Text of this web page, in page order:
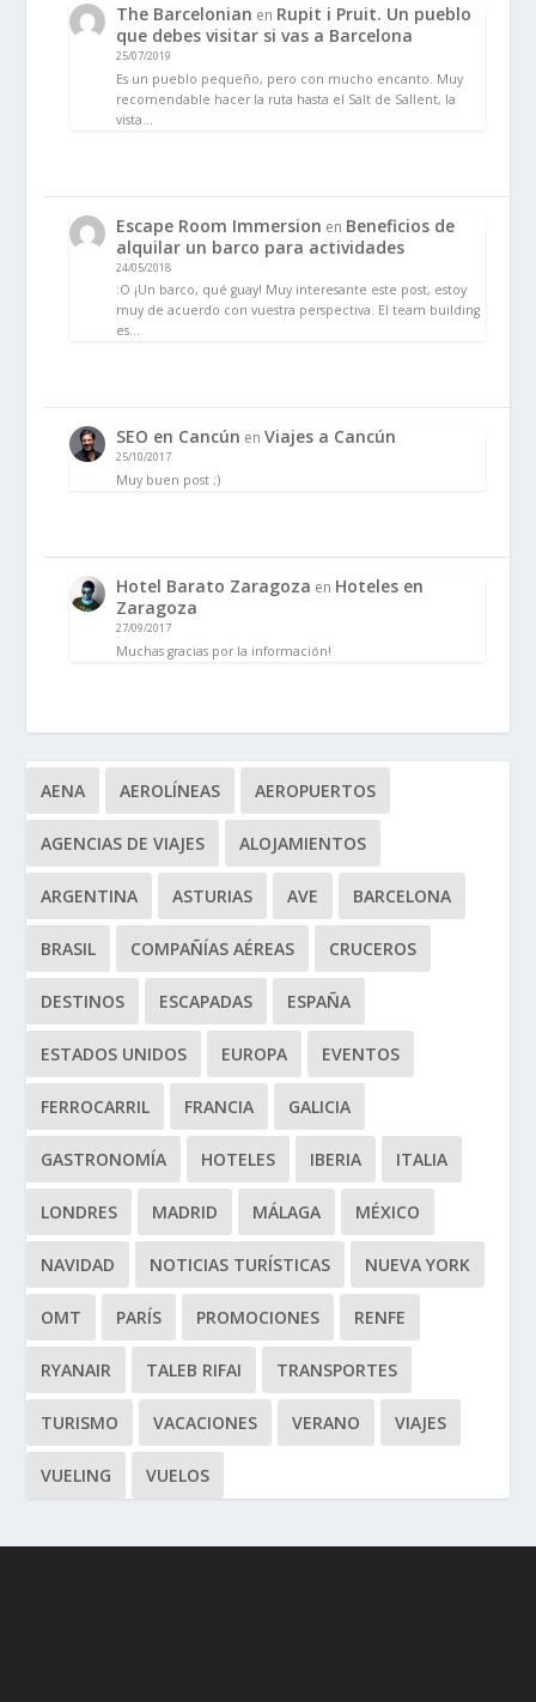
The Barcelonian en Rupit i Pruit. Un pueblo
que debes visitar si vas a Barcelona
25/07/2019
Es un pueblo pequeño, pero con mucho encanto. Muy
recomendable hacer la ruta hasta el Salt de Sallent, la
vista…
Escape Room Immersion en Beneficios de
alquilar un barco para actividades
24/05/2018
:O ¡Un barco, qué guay! Muy interesante este post, estoy
muy de acuerdo con vuestra perspectiva. El team building
es…
SEO en Cancún enViajes a Cancún
25/10/2017
Muy buen post ;)
Hotel Barato Zaragoza en Hoteles en
Zaragoza
27/09/2017
Muchas gracias por la información!
AENA AEROLÍNEAS AEROPUERTOS
AGENCIAS DE VIAJES ALOJAMIENTOS
ARGENTINA ASTURIAS AVE BARCELONA
BRASIL COMPAÑÍAS AÉREAS CRUCEROS
DESTINOS ESCAPADAS ESPAÑA
ESTADOS UNIDOS EUROPA EVENTOS
FERROCARRIL FRANCIA GALICIA
GASTRONOMÍA HOTELES IBERIA ITALIA
LONDRES MADRID MÁLAGA MÉXICO
NAVIDAD NOTICIAS TURÍSTICAS NUEVA YORK
OMT PARÍS PROMOCIONES RENFE
RYANAIR TALEB RIFAI TRANSPORTES
TURISMO VACACIONES VERANO VIAJES
VUELING VUELOS